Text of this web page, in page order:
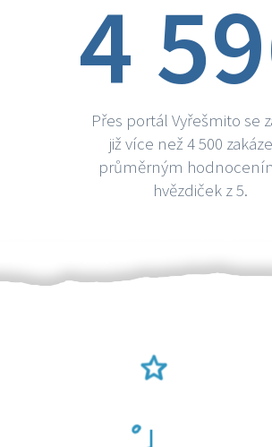
4
Přes portál Vyřešmito se
již více než 4 500
průměrným
hvězdiček z 5.